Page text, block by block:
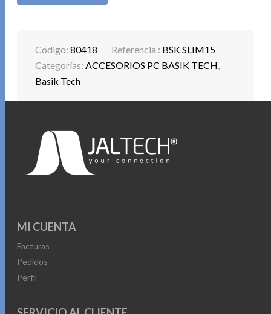
Codigo:80418 Referencia : BSK SLIM15
Categorías:ACCESORIOS PC BASIK TECH,
Basik Tech
MI CUENTA
Facturas
Pedidos
Perfil